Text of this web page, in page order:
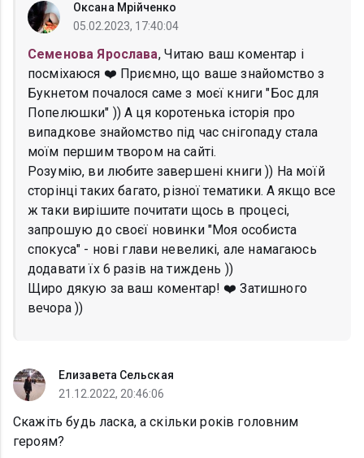
Оксана Мрійченко
05.02.2023, 17:40:04
Семенова Ярослава, Читаю ваш коментар і
посміхаюся ❤️ Приємно, що ваше знайомство з
Букнетом почалося саме з моєї книги "Бос для
Попелюшки" )) А ця коротенька історія про
випадкове знайомство під час снігопаду стала
моїм першим твором на сайті.
Розумію, ви любите завершені книги )) На моїй
сторінці таких багато, різної тематики. А якщо все
ж таки вирішите почитати щось в процесі,
запрошую до своєї новинки "Моя особиста
спокуса" - нові глави невеликі, але намагаюсь
додавати їх 6 разів на тиждень ))
Щиро дякую за ваш коментар! ❤️ Затишного
вечора ))
Елизавета Сельская
21.12.2022, 20:46:06
Скажіть будь ласка, а скільки років головним
героям?